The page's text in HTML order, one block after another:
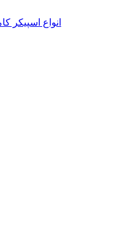
انواع اسپیکر